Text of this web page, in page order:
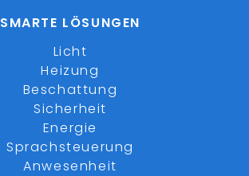
SMARTE LÖSUNGEN
Licht
Heizung
Beschattung
Sicherheit
Energie
Sprachsteuerung
Anwesenheit